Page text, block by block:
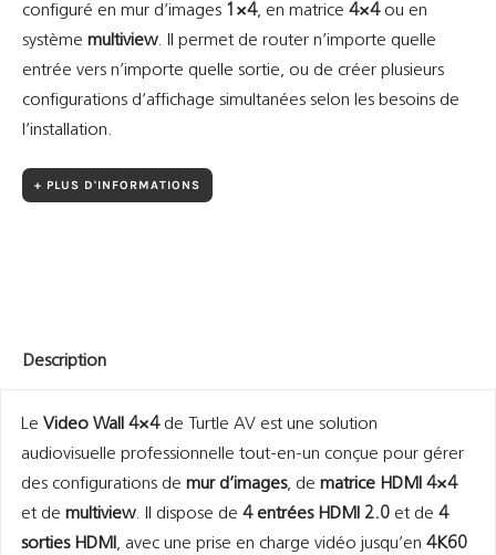
configuré en mur d’images 1×4, en matrice 4×4ou en
système multiview. Il permet de router n’importe quelle
entrée vers n’importe quelle sortie, ou de créer plusieurs
configurations d’affichage simultanées selon les besoins de
l’installation.
+ PLUS D'INFORMATIONS
Description
Le Video Wall 4×4de Turtle AV est une solution
audiovisuelle professionnelle tout-en-un conçue pour gérer
des configurations de mur d’images, de matrice HDMI 4×4
et de multiview. Il dispose de 4 entrées HDMI 2.0et de 4
sorties HDMI , avec une prise en charge vidéo jusqu’en 4K60